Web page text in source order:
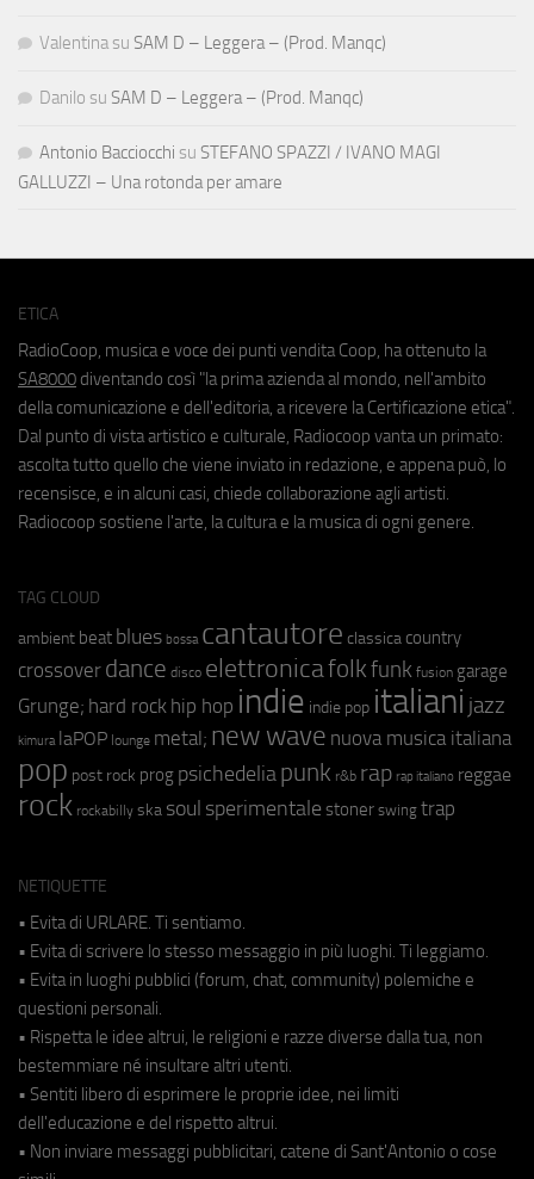
Valentina su SAM D – Leggera – (Prod. Manqc)
Danilo su SAM D – Leggera – (Prod. Manqc)
Antonio Bacciocchi su STEFANO SPAZZI / IVANO MAGI
GALLUZZI – Una rotonda per amare
ETICA
RadioCoop, musica e voce dei punti vendita Coop, ha ottenuto la
SA8000 diventando così "la prima azienda al mondo, nell'ambito
della comunicazione e dell'editoria, a ricevere la Certificazione etica".
Dal punto di vista artistico e culturale, Radiocoop vanta un primato:
ascolta tutto quello che viene inviato in redazione, e appena può, lo
recensisce, e in alcuni casi, chiede collaborazione agli artisti.
Radiocoop sostiene l'arte, la cultura e la musica di ogni genere.
TAG CLOUD
ambient beat blues bossa cantautore classica country
crossover dance disco elettronicafolkfunk fusion garage
Grunge; hard rock hip hop indie indie pop italiani jazz
kimura laPOP lounge metal; new wave nuova musica italiana
pop post rock prog psichedeliapunk r&b rap rap italiano reggae
rock rockabilly ska soul sperimentale stoner swing trap
NETIQUETTE
• Evita di URLARE. Ti sentiamo.
• Evita di scrivere lo stesso messaggio in più luoghi. Ti leggiamo.
• Evita in luoghi pubblici (forum, chat, community) polemiche e
questioni personali.
• Rispetta le idee altrui, le religioni e razze diverse dalla tua, non
bestemmiare né insultare altri utenti.
• Sentiti libero di esprimere le proprie idee, nei limiti
dell'educazione e del rispetto altrui.
• Non inviare messaggi pubblicitari, catene di Sant'Antonio o cose